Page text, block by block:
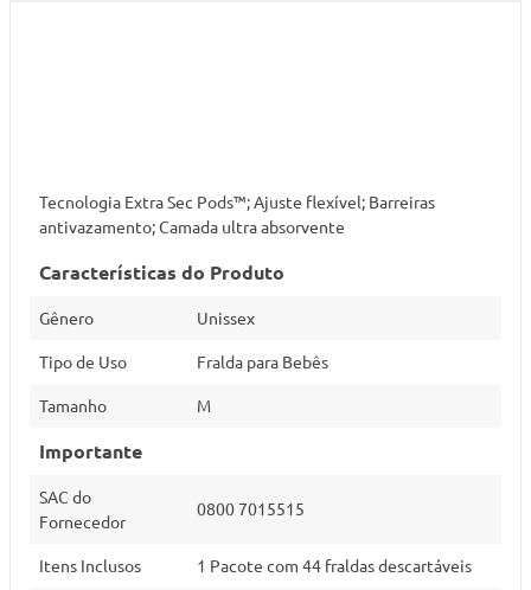
Tecnologia Extra Sec Pods™; Ajuste flexível; Barreiras
antivazamento; Camada ultra absorvente
Características do Produto
Gênero Unissex
Tipo de Uso Fralda para Bebês
Tamanho M
Importante
SAC do
Fornecedor
0800 7015515
Itens Inclusos 1 Pacote com 44 fraldas descartáveis